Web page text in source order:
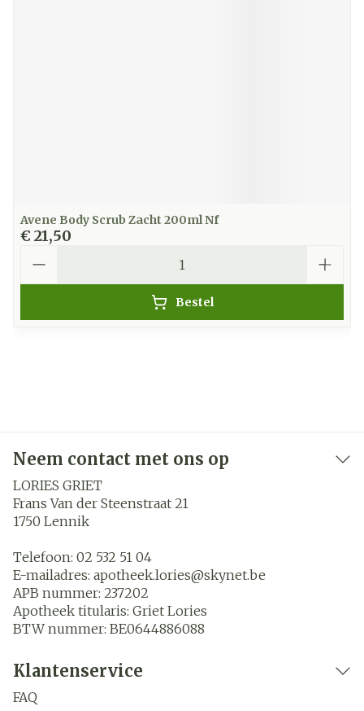
Avene Body Scrub Zacht 200ml Nf
€ 21,50
Bestel
Neem contact met ons op
LORIES GRIET
Frans Van der Steenstraat 21
1750 Lennik
Telefoon: 02 532 51 04
E-mailadres: apotheek.lories@skynet.be
APB nummer: 237202
Apotheek titularis: Griet Lories
BTW nummer: BE0644886088
Klantenservice
FAQ